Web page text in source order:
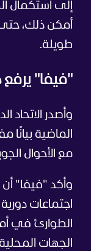
إلى استكمال
أمكن ذلك، حتى
طويلة.
"فيفا" يرفع
وأصدر الاتحاد
الماضية بيانًا
مع الأحوال
وأكد "فيفا"
اجتماعات
الطوارئ في
الجهات